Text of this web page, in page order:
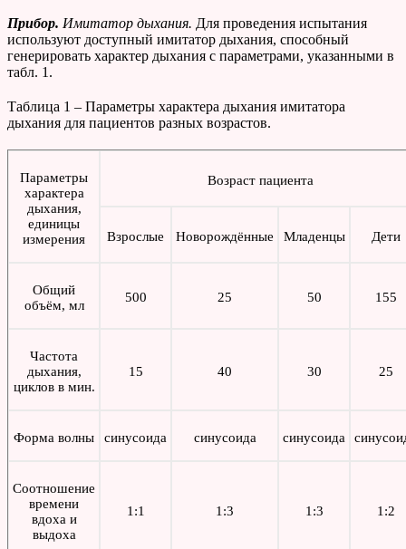
Прибор. Имитатор дыхания. Для проведения испытания
используют доступный имитатор дыхания, способный
генерировать характер дыхания с параметрами, указанными в
табл. 1.
Таблица 1 – Параметры характера дыхания имитатора
дыхания для пациентов разных возрастов.
Параметры
характера
дыхания,
единицы
измерения
Возраст пациента
Взрослые Новорождённые Младенцы Дети
Общий
объём, мл
500 25 50 155
Частота
дыхания,
циклов в мин.
15 40 30 25
Форма волны синусоида синусоида синусоида
Соотношение
времени
вдоха и
выдоха
1:1 1:3 1:3 1:2